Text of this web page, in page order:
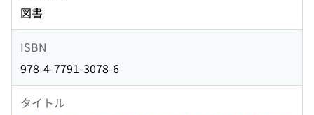
図書
ISBN
978-4-7791-3078-6
タイトル